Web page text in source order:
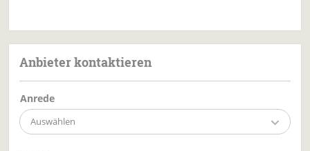
Anbieter kontaktieren
Anrede
Auswählen